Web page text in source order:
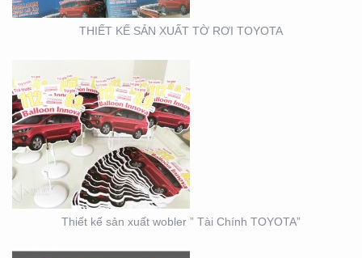
THIẾT KẾ SẢN XUẤT TỜ RƠI TOYOTA
Thiết kế sản xuất wobler ” Tài Chính TOYOTA”
THIẾT KẾ THI CÔNG
CỦA HÀNG THỰC PHẨM
AN TOÀN GOOD EARTH
FOOD